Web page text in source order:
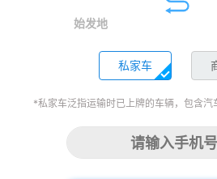
始发地
私家车
*私家车泛指运输时已上牌的车辆，包含汽